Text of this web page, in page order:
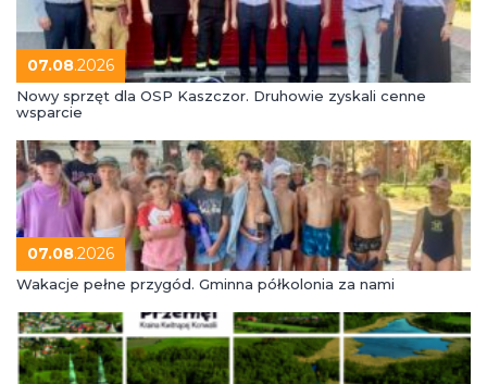
07.08.2026
Nowy sprzęt dla OSP Kaszczor. Druhowie zyskali cenne
wsparcie
07.08.2026
Wakacje pełne przygód. Gminna półkolonia za nami